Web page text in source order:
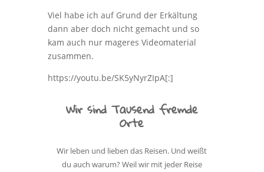
Viel habe ich auf Grund der Erkältung
dann aber doch nicht gemacht und so
kam auch nur mageres Videomaterial
zusammen.
https://youtu.be/SK5yNyrZIpA[:]
Wir sind Tausend fremde
Orte
Wir leben und lieben das Reisen. Und weißt
du auch warum? Weil wir mit jeder Reise